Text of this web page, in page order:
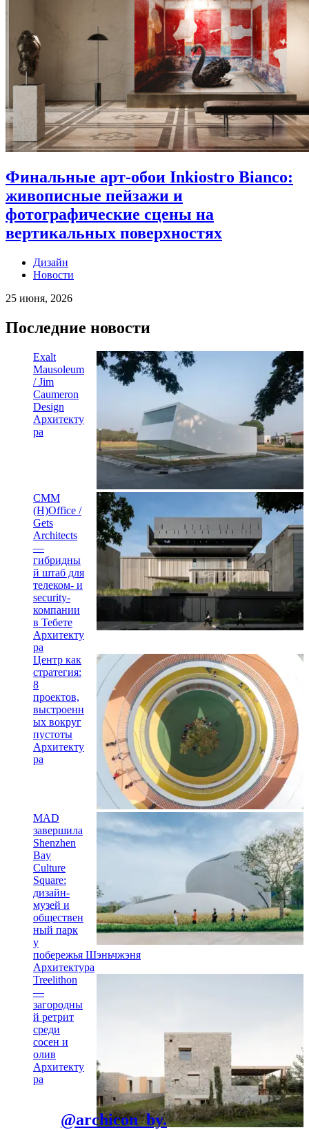
Финальные арт-обои Inkiostro Bianco:
живописные пейзажи и
фотографические сцены на
вертикальных поверхностях
Дизайн
Новости
25 июня, 2026
Последние новости
Exalt
Mausoleum
/ Jim
Caumeron
Design
Архитекту
ра
CMM
(H)Office /
Gets
Architects
—
гибридны
й штаб для
телеком- и
security-
компании
в Тебете
Архитекту
ра
Центр как
стратегия:
8
проектов,
выстроенн
ых вокруг
пустоты
Архитекту
ра
MAD
завершила
Shenzhen
Bay
Culture
Square:
дизайн-
музей и
обществен
ный парк
у
побережья Шэньчжэня
Архитектура
Treelithon
—
загородны
й ретрит
среди
сосен и
олив
Архитекту
ра
@archicon_by.